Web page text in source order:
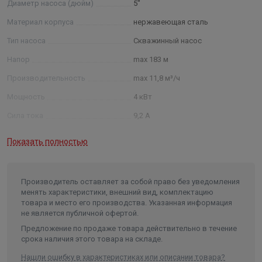
Длина электрокабеля: 2 м
Диаметр насоса (дюйм) 5"
Материал корпуса нержавеющая сталь
Тип насоса Скважинный насос
Напор max 183 м
Производительность max 11,8 м³/ч
4 кВт
9,2 А
Содержание песка max 100 г/м³
Материал рабочего колеса пластик
Номинальная подача (м3/ч) 7
Номинальный напор (м) 135
Диаметр насоса (мм) 131
Показать полностью
Производитель оставляет за собой право без уведомления
менять характеристики, внешний вид, комплектацию
товара и место его производства. Указанная информация
не является публичной офертой.
Предложение по продаже товара действительно в течение
срока наличия этого товара на складе.
Нашли ошибку в характеристиках или описании товара?